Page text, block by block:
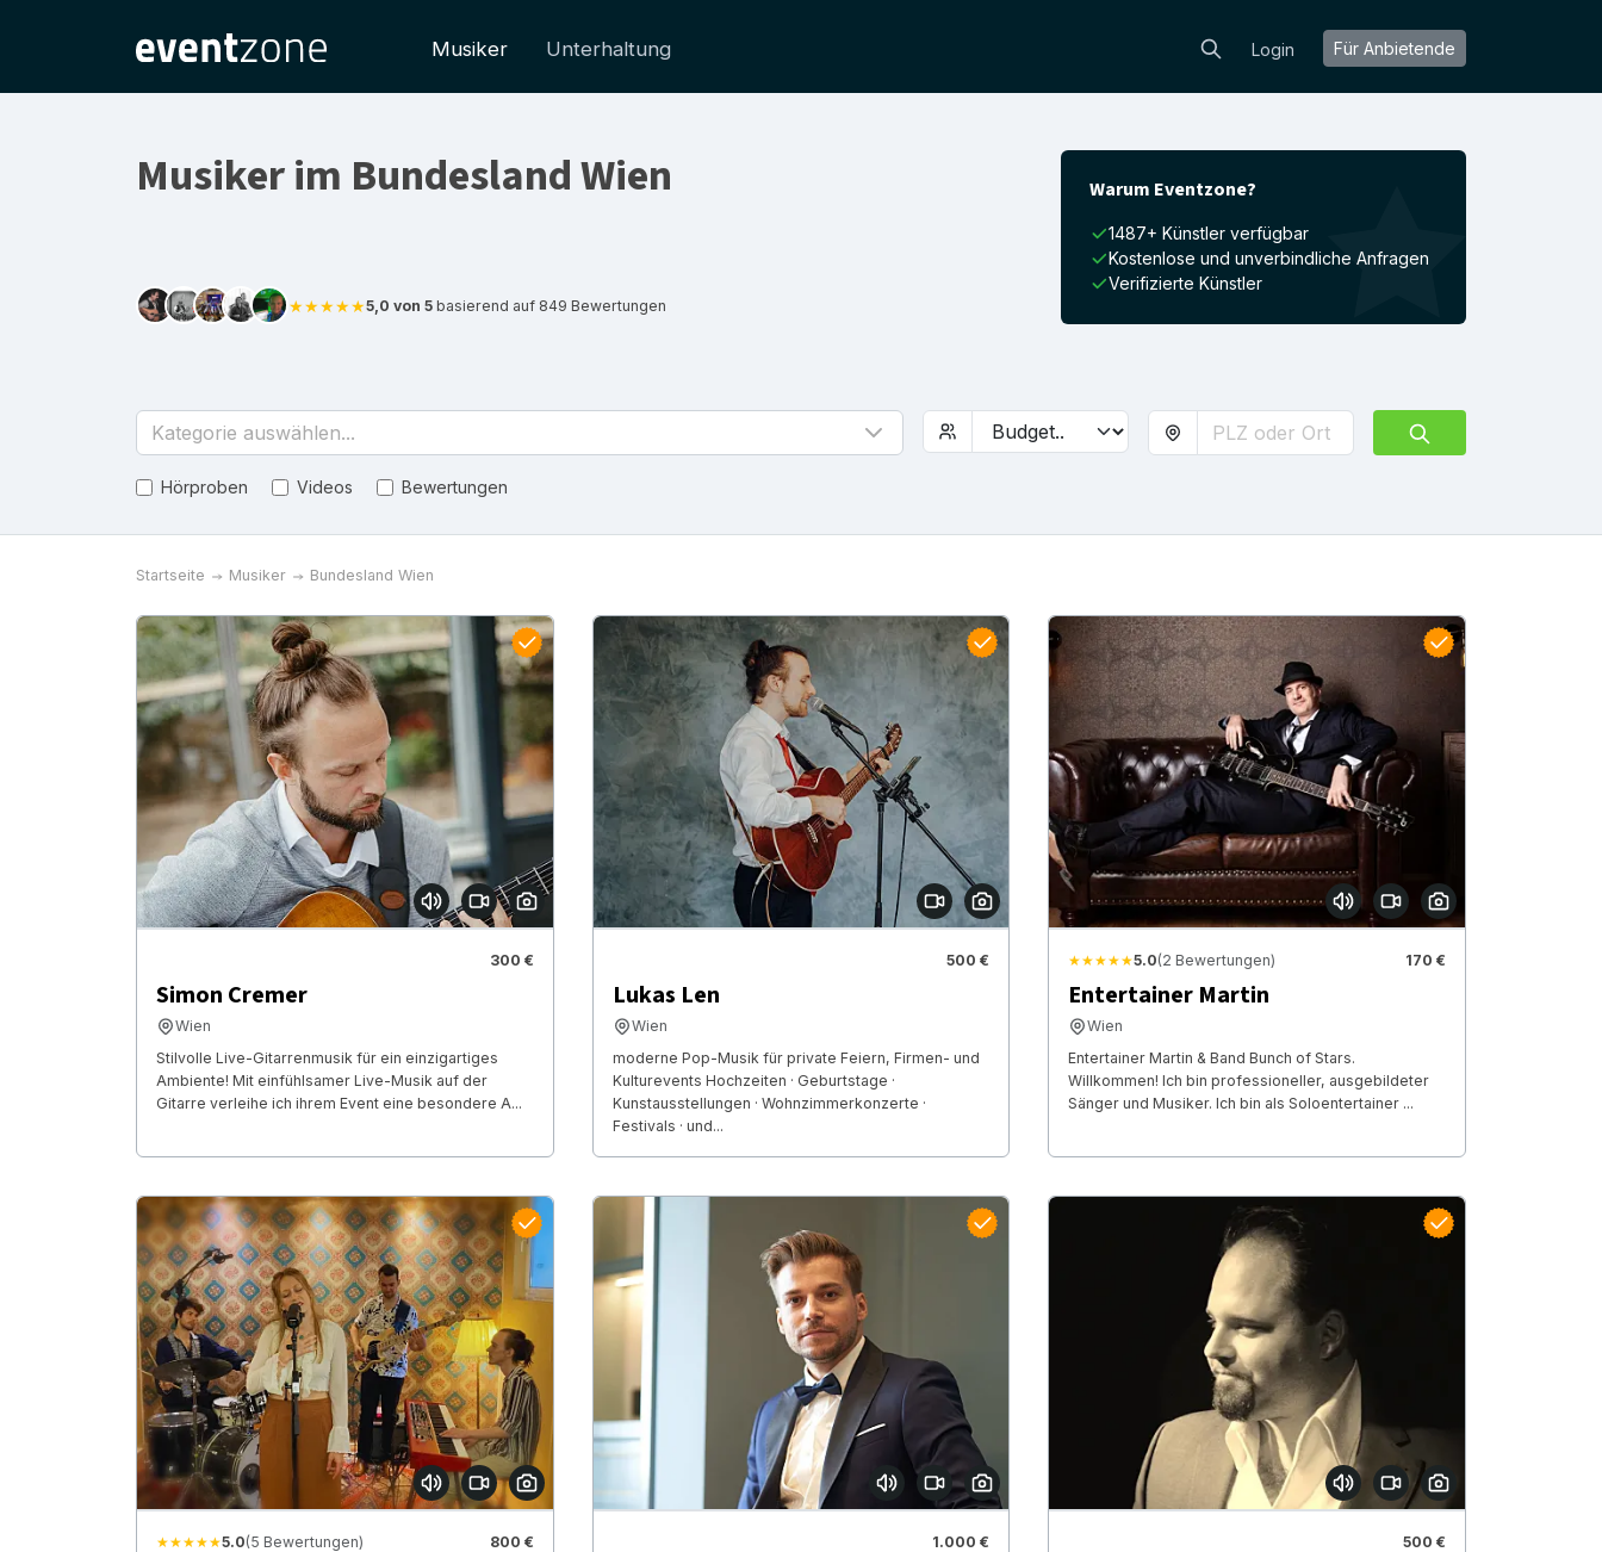
Musiker Unterhaltung Login Für Anbietende
Musiker im Bundesland Wien
★★★★★5,0 von 5 basierend auf 849 Bewertungen
Warum Eventzone?
1487+ Künstler verfügbar
Kostenlose und unverbindliche Anfragen
Verifizierte Künstler
Kategorie auswählen...
Hörproben Videos Bewertungen
Startseite Musiker Bundesland Wien
300 €
Simon Cremer
Wien
Stilvolle Live-Gitarrenmusik für ein einzigartiges
Ambiente! Mit einfühlsamer Live-Musik auf der
Gitarre verleihe ich ihrem Event eine besondere A...
500 €
Lukas Len
Wien
moderne Pop-Musik für private Feiern, Firmen- und
Kulturevents Hochzeiten · Geburtstage ·
Kunstausstellungen · Wohnzimmerkonzerte ·
Festivals · und...
★★★★★5.0(2 Bewertungen) 170 €
Entertainer Martin
Wien
Entertainer Martin & Band Bunch of Stars.
Willkommen! Ich bin professioneller, ausgebildeter
Sänger und Musiker. Ich bin als Soloentertainer ...
★★★★★5.0(5 Bewertungen) 800 € 1.000 € 500 €